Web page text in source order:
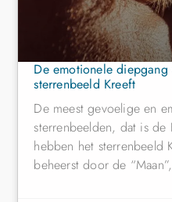
De emotionele diepgang
sterrenbeeld Kreeft
De meest gevoelige en
sterrenbeelden, dat is de
hebben het sterrenbeeld
beheerst door de